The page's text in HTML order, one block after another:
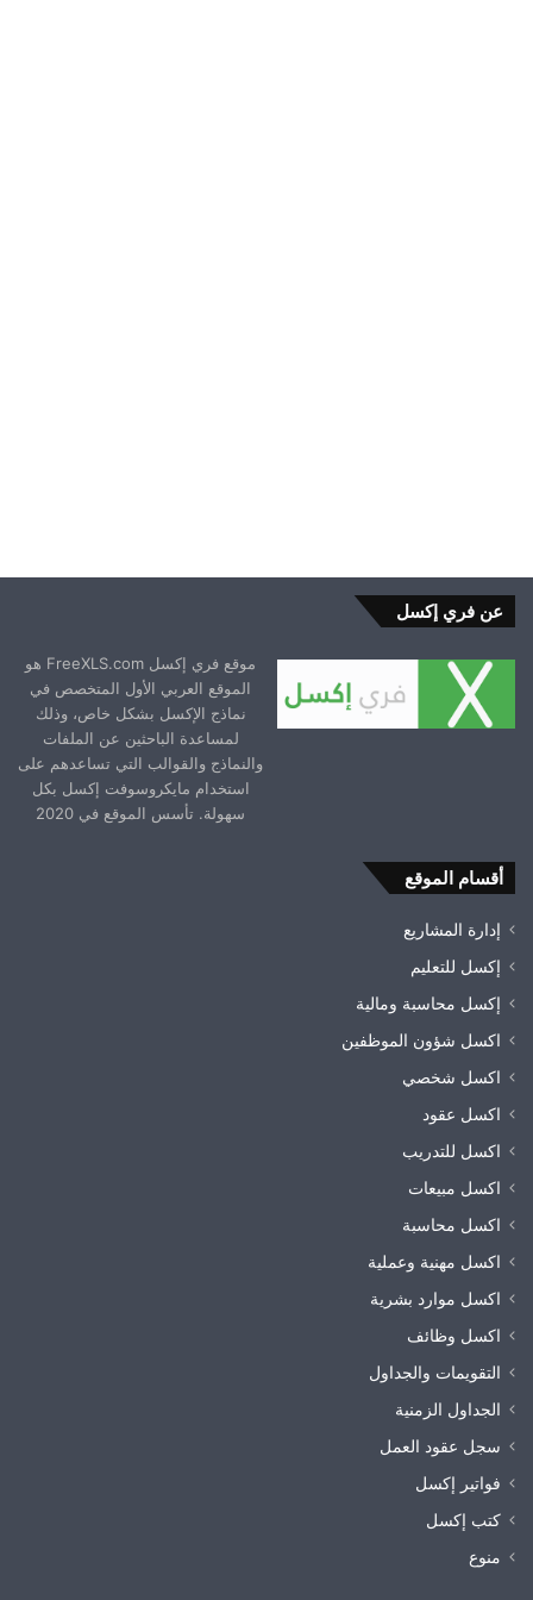
عن فري إكسل
موقع فري إكسل FreeXLS.com هو
الموقع العربي الأول المتخصص في
نماذج الإكسل بشكل خاص، وذلك
لمساعدة الباحثين عن الملفات
والنماذج والقوالب التي تساعدهم على
استخدام مايكروسوفت إكسل بكل
سهولة. تأسس الموقع في 2020
أقسام الموقع
إدارة المشاريع
إكسل للتعليم
إكسل محاسبة ومالية
اكسل شؤون الموظفين
اكسل شخصي
اكسل عقود
اكسل للتدريب
اكسل مبيعات
اكسل محاسبة
اكسل مهنية وعملية
اكسل موارد بشرية
اكسل وظائف
التقويمات والجداول
الجداول الزمنية
سجل عقود العمل
فواتير إكسل
كتب إكسل
منوع